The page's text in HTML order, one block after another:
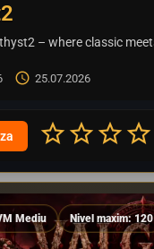
25.07.2026
Mediu Nivel maxim: 120